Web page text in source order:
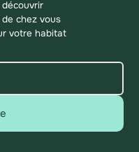
chez vous
votre habitat